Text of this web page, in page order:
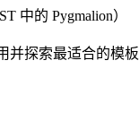
中的 Pygmalion）
并探索最适合的模板